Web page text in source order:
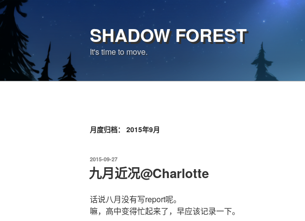
跳
至
内
SHADOW FOREST
It's time to move.
月度归档：2015年9月
发
布
于
2015-09-27
九月近况@Charlotte
话说八月没有写report呢。
嘛，高中变得忙起来了，早应该记录一下。